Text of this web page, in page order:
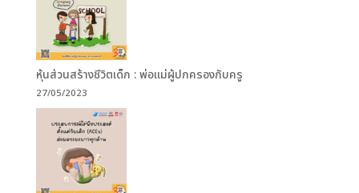
หุ้นส่วนสร้างชีวิตเด็ก : พ่อแม่ผู้ปกครองกับครู
27/05/2023